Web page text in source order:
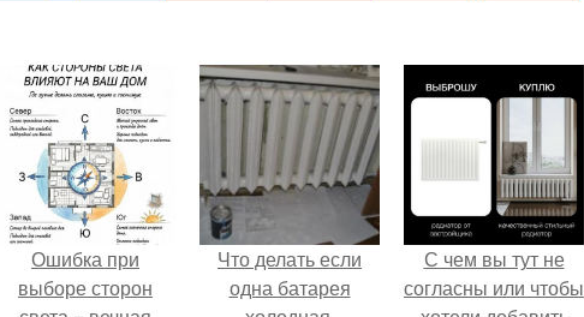
Ошибка при
выборе сторон
Что делать если
одна батарея
С чем вы тут не
согласны или чтобы